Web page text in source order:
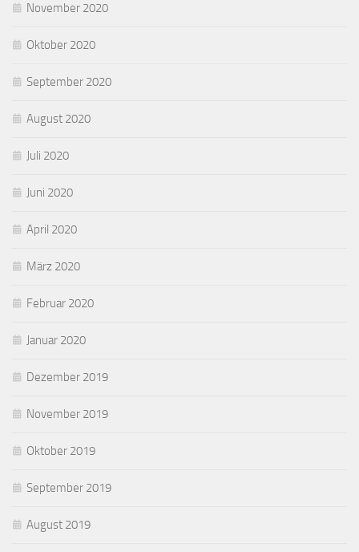
November 2020
Oktober 2020
September 2020
August 2020
Juli 2020
Juni 2020
April 2020
März 2020
Februar 2020
Januar 2020
Dezember 2019
November 2019
Oktober 2019
September 2019
August 2019